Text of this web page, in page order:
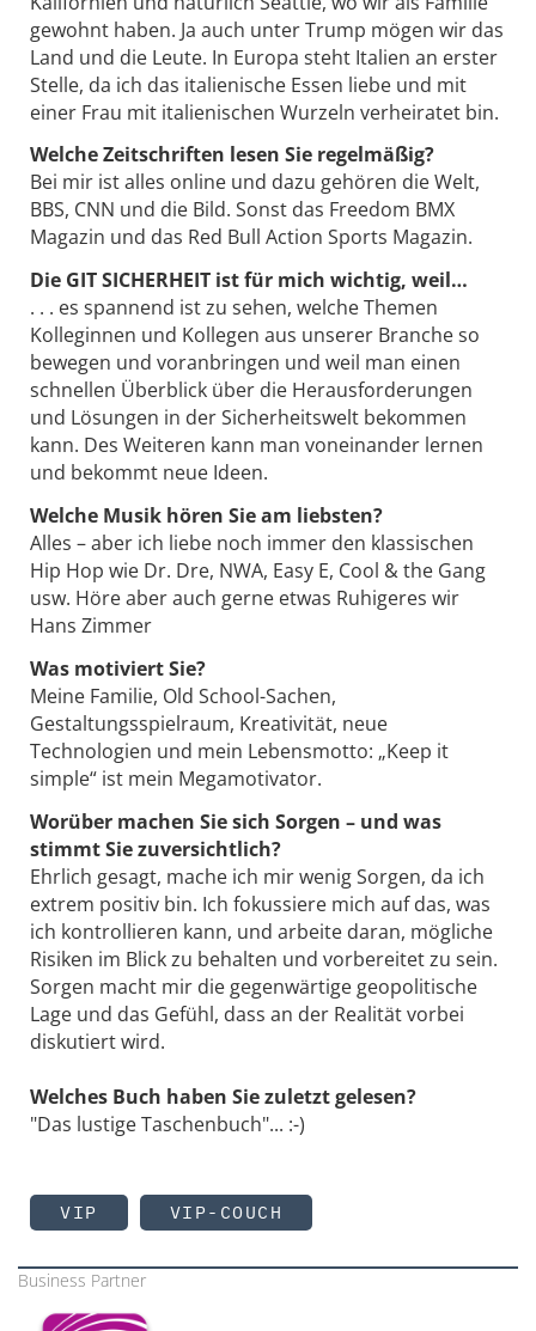
gewohnt haben. Ja auch unter Trump mögen wir das
Land und die Leute. In Europa steht Italien an erster
Stelle, da ich das italienische Essen liebe und mit
einer Frau mit italienischen Wurzeln verheiratet bin.
Welche Zeitschriften lesen Sie regelmäßig?
Bei mir ist alles online und dazu gehören die Welt,
BBS, CNN und die Bild. Sonst das Freedom BMX
Magazin und das Red Bull Action Sports Magazin.
Die GIT SICHERHEIT ist für mich wichtig, weil…
. . . es spannend ist zu sehen, welche Themen
Kolleginnen und Kollegen aus unserer Branche so
bewegen und voranbringen und weil man einen
schnellen Überblick über die Herausforderungen
und Lösungen in der Sicherheitswelt bekommen
kann. Des Weiteren kann man voneinander lernen
und bekommt neue Ideen.
Welche Musik hören Sie am liebsten?
Alles – aber ich liebe noch immer den klassischen
Hip Hop wie Dr. Dre, NWA, Easy E, Cool & the Gang
usw. Höre aber auch gerne etwas Ruhigeres wir
Hans Zimmer
Was motiviert Sie?
Meine Familie, Old School-Sachen,
Gestaltungsspielraum, Kreativität, neue
Technologien und mein Lebensmotto: „Keep it
simple“ ist mein Megamotivator.
Worüber machen Sie sich Sorgen – und was
stimmt Sie zuversichtlich?
Ehrlich gesagt, mache ich mir wenig Sorgen, da ich
extrem positiv bin. Ich fokussiere mich auf das, was
ich kontrollieren kann, und arbeite daran, mögliche
Risiken im Blick zu behalten und vorbereitet zu sein.
Sorgen macht mir die gegenwärtige geopolitische
Lage und das Gefühl, dass an der Realität vorbei
diskutiert wird.
Welches Buch haben Sie zuletzt gelesen?
"Das lustige Taschenbuch"... :-)
VIP VIP-COUCH
Business Partner